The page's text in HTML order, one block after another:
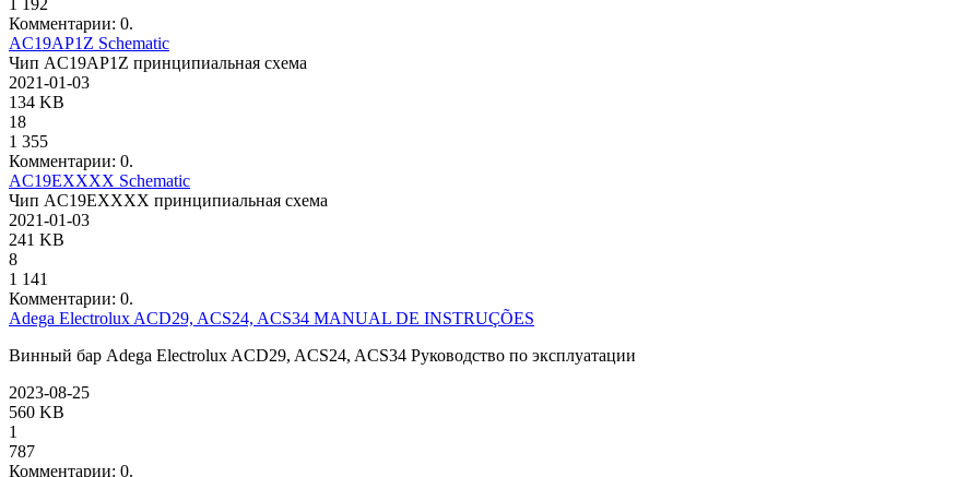
1 192
Комментарии: 0.
AC19AP1Z Schematic
Чип AC19AP1Z принципиальная схема
2021-01-03
134 KB
18
1 355
Комментарии: 0.
AC19EXXXX Schematic
Чип AC19EXXXX принципиальная схема
2021-01-03
241 KB
8
1 141
Комментарии: 0.
Adega Electrolux ACD29, ACS24, ACS34 MANUAL DE INSTRUÇÕES
Винный бар Adega Electrolux ACD29, ACS24, ACS34 Руководство по эксплуатации
2023-08-25
560 KB
1
787
Комментарии: 0.